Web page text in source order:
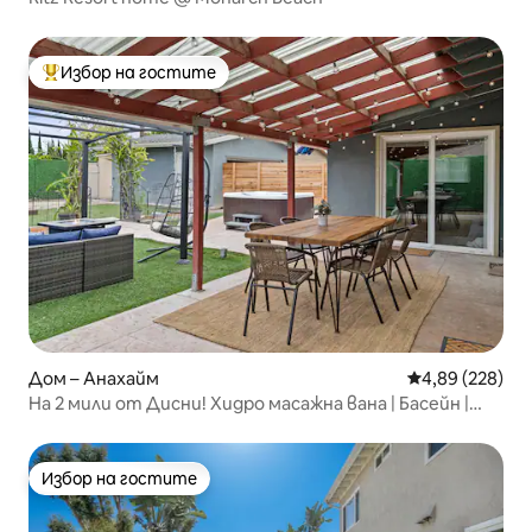
Най-популярен избор на гостите
Избор на гостите
Дом – Анахайм Средна
4,89 (228)
На 2 мили от Дисни! Хидро масажна вана | Басейн |
Избор на гостите
Избор на гостите